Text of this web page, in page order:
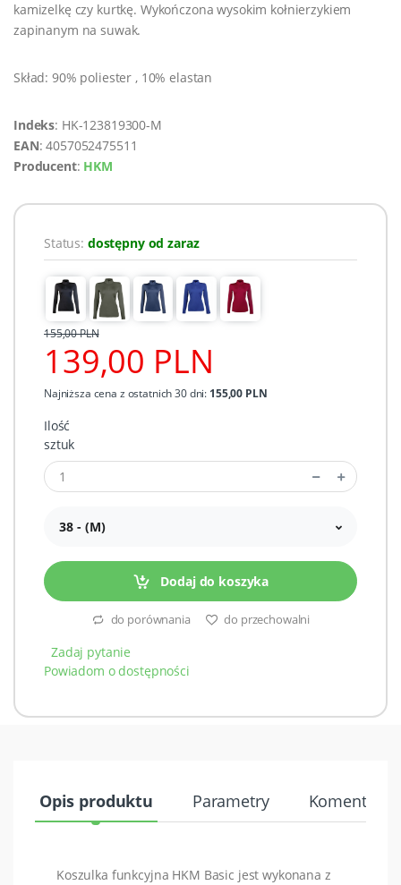
kamizelkę czy kurtkę. Wykończona wysokim kołnierzykiem
zapinanym na suwak.
Skład: 90% poliester , 10% elastan
Indeks: HK-123819300-M
EAN: 4057052475511
Producent: HKM
Status: dostępny od zaraz
139,00 PLN
155,00 PLN
Najniższa cena z ostatnich 30 dni: 155,00 PLN
Ilość
sztuk
38 - (M)
Dodaj do koszyka
do porównania do przechowalni
Zadaj pytanie
Powiadom o dostępności
Opis produktu Parametry Komentarze
Koszulka funkcyjna HKM Basic jest wykonana z